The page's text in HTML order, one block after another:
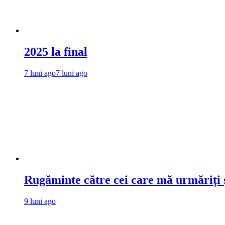
2025 la final
7 luni ago7 luni ago
Rugăminte către cei care mă urmăriți
9 luni ago